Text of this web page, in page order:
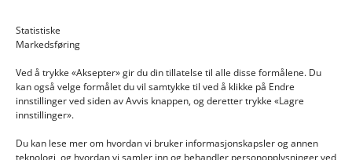
Statistiske
Markedsføring
Ved å trykke «Aksepter» gir du din tillatelse til alle disse formålene. Du
kan også velge formålet du vil samtykke til ved å klikke på Endre
innstillinger ved siden av Avvis knappen, og deretter trykke «Lagre
innstillinger».
Du kan lese mer om hvordan vi bruker informasjonskapsler og annen
teknologi, og hvordan vi samler inn og behandler personopplysninger ved
INFORMASJON